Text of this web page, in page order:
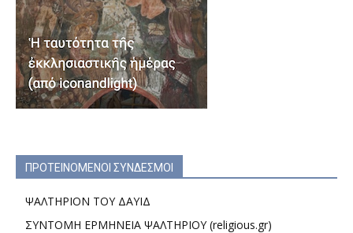
ΠΡΟΤΕΙΝΟΜΕΝΟΙ ΣΥΝΔΕΣΜΟΙ
ΨΑΛΤΗΡΙΟΝ ΤΟΥ ΔΑΥΙΔ
ΣΥΝΤΟΜΗ ΕΡΜΗΝΕΙΑ ΨΑΛΤΗΡΙΟΥ (religious.gr)